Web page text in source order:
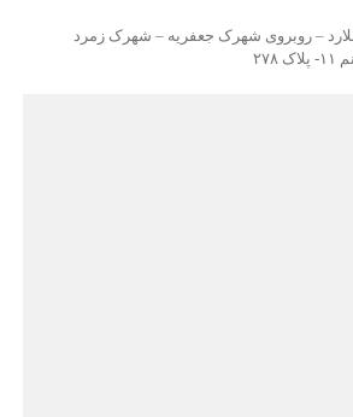
– روبروی شهرک جعفریه – شهرک زمرد